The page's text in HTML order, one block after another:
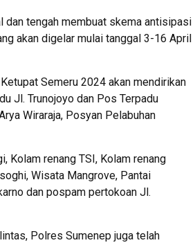
dan tengah membuat skema antisipasi
akan digelar mulai tanggal 3-16 April
Semeru 2024 akan mendirikan
Jl. Trunojoyo dan Pos Terpadu
Wiraraja, Posyan Pelabuhan
Kolam renang TSI, Kolam renang
Wisata Mangrove, Pantai
dan pospam pertokoan Jl.
Polres Sumenep juga telah